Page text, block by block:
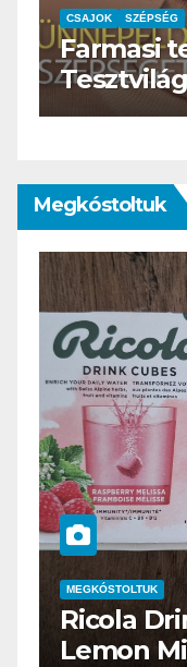
CSAJOK SZÉPSÉG
Megkóstoltuk
MEGKÓSTOLTUK
teszt